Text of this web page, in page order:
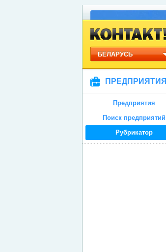
БЕЛАРУСЬ
ПРЕДПРИЯТИЯ
Предприятия
Поиск предприятий
Рубрикатор